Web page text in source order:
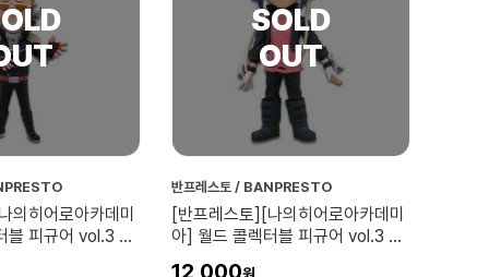
의히어로아카데미
블 피규어 vol.3 프
반프레스토 / BANPRESTO
[반프레스토][나의히어로아카데미
아] 월드 콜렉터블 피규어 vol.3 지
12,000